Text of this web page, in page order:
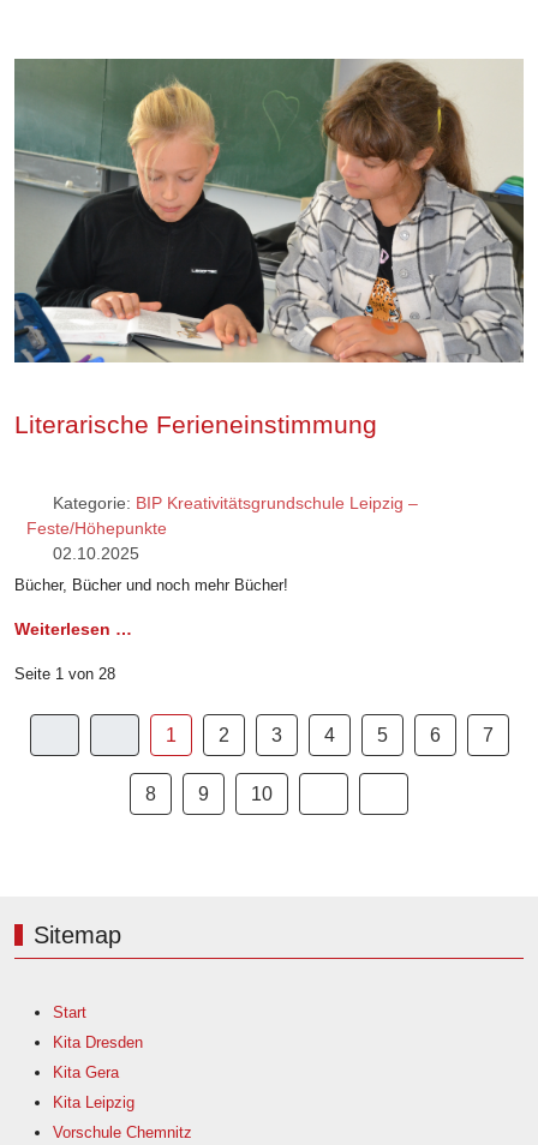
Literarische Ferieneinstimmung
Kategorie: BIP Kreativitätsgrundschule Leipzig –
Feste/Höhepunkte
02.10.2025
Bücher, Bücher und noch mehr Bücher!
Weiterlesen …
Seite 1 von 28
1 2 3 4 5 6 7
8 9 10
Sitemap
Start
Kita Dresden
Kita Gera
Kita Leipzig
Vorschule Chemnitz